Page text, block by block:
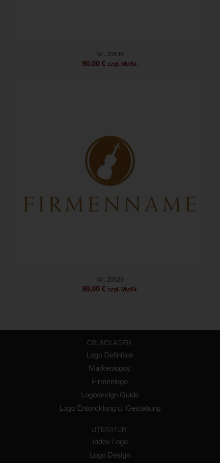
Nr. 20638
90,00 € zzgl. MwSt.
Nr. 20626
90,00 € zzgl. MwSt.
GRUNDLAGEN:
Logo Definition
Markenlogos
Firmenlogo
Logodesign Guide
Logo Entwicklung u. Gestaltung
LITERATUR:
Index Logo
Logo Design